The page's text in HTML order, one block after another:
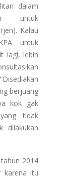
dalam
untuk
Kalau
untuk
lagi, lebih
berjuang
kok gak
tidak
dilakukan
2014
karena itu